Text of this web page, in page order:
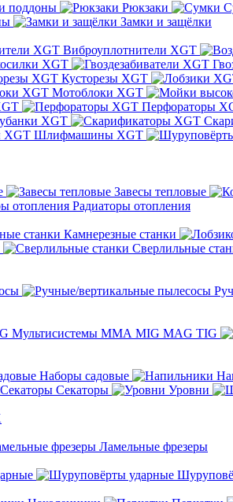
поддоны
Рюкзаки
Замки и защёлки
Виброуплотнители XGT
XGT
Кусторезы XGT
Мотоблоки XGT
Перфораторы
XGT
Шлифмашины XGT
Завесы тепловые
Радиаторы отопления
Камнерезные станки
Сверлильные
Мультисистемы ММА MIG MAG TIG
Наборы садовые
Секаторы Уровни
Ламельные фрезеры